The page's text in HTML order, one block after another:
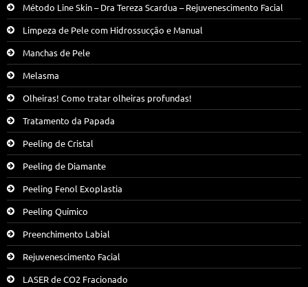
Método Line Skin – Dra Tereza Scardua – Rejuvenescimento Facial
Limpeza de Pele com Hidrossucção e Manual
Manchas de Pele
Melasma
Olheiras! Como tratar olheiras profundas!
Tratamento da Papada
Peeling de Cristal
Peeling de Diamante
Peeling Fenol Exoplastia
Peeling Químico
Preenchimento Labial
Rejuvenescimento Facial
LASER de CO2 Fracionado